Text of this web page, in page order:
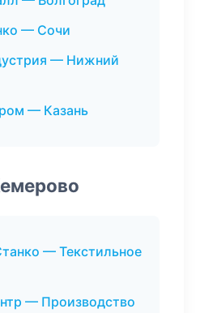
— Сочи
— Нижний
— Казань
— Текстильное
— Производство